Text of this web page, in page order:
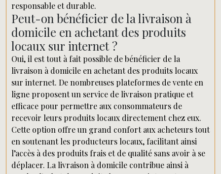
responsable et durable.
Peut-on bénéficier de la livraison à
domicile en achetant des produits
locaux sur internet ?
Oui, il est tout à fait possible de bénéficier de la
livraison à domicile en achetant des produits locaux
sur internet. De nombreuses plateformes de vente en
ligne proposent un service de livraison pratique et
efficace pour permettre aux consommateurs de
recevoir leurs produits locaux directement chez eux.
Cette option offre un grand confort aux acheteurs tout
en soutenant les producteurs locaux, facilitant ainsi
l’accès à des produits frais et de qualité sans avoir à se
déplacer. La livraison à domicile contribue ainsi à